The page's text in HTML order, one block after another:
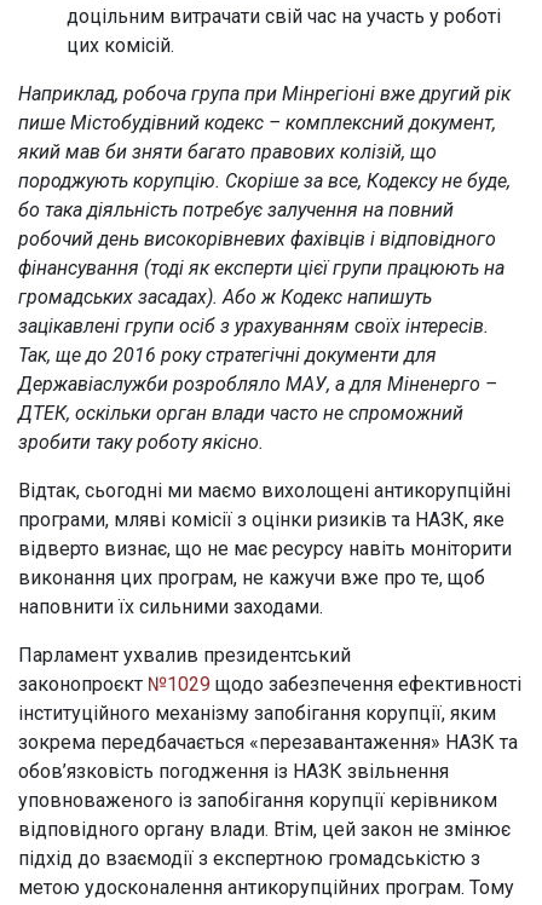
доцільним витрачати свій час на участь у роботі
цих комісій.
Наприклад, робоча група при Мінрегіоні вже другий рік
пише Містобудівний кодекс – комплексний документ,
який мав би зняти багато правових колізій, що
породжують корупцію. Скоріше за все, Кодексу не буде,
бо така діяльність потребує залучення на повний
робочий день високорівневих фахівців і відповідного
фінансування (тоді як експерти цієї групи працюють на
громадських засадах). Або ж Кодекс напишуть
зацікавлені групи осіб з урахуванням своїх інтересів.
Так, ще до 2016 року стратегічні документи для
Державіаслужби розробляло МАУ, а для Міненерго –
ДТЕК, оскільки орган влади часто не спроможний
зробити таку роботу якісно.
Відтак, сьогодні ми маємо вихолощені антикорупційні
програми, мляві комісії з оцінки ризиків та НАЗК, яке
відверто визнає, що не має ресурсу навіть моніторити
виконання цих програм, не кажучи вже про те, щоб
наповнити їх сильними заходами.
Парламент ухвалив президентський
законопроєкт №1029 щодо забезпечення ефективності
інституційного механізму запобігання корупції, яким
зокрема передбачається «перезавантаження» НАЗК та
обов’язковість погодження із НАЗК звільнення
уповноваженого із запобігання корупції керівником
відповідного органу влади. Втім, цей закон не змінює
підхід до взаємодії з експертною громадськістю з
метою удосконалення антикорупційних програм. Тому